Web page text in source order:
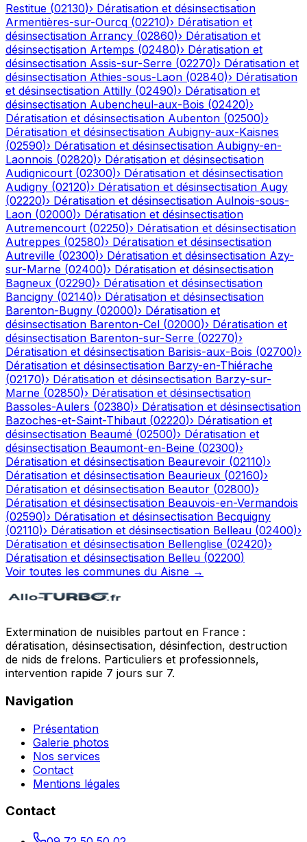
Restitue (02130)› Dératisation et désinsectisation
Armentières-sur-Ourcq (02210)› Dératisation et
désinsectisation Arrancy (02860)› Dératisation et
désinsectisation Artemps (02480)› Dératisation et
désinsectisation Assis-sur-Serre (02270)› Dératisation et
désinsectisation Athies-sous-Laon (02840)› Dératisation
et désinsectisation Attilly (02490)› Dératisation et
désinsectisation Aubencheul-aux-Bois (02420)›
Dératisation et désinsectisation Aubenton (02500)›
Dératisation et désinsectisation Aubigny-aux-Kaisnes
(02590)› Dératisation et désinsectisation Aubigny-en-
Laonnois (02820)› Dératisation et désinsectisation
Audignicourt (02300)› Dératisation et désinsectisation
Audigny (02120)› Dératisation et désinsectisation Augy
(02220)› Dératisation et désinsectisation Aulnois-sous-
Laon (02000)› Dératisation et désinsectisation
Autremencourt (02250)› Dératisation et désinsectisation
Autreppes (02580)› Dératisation et désinsectisation
Autreville (02300)› Dératisation et désinsectisation Azy-
sur-Marne (02400)› Dératisation et désinsectisation
Bagneux (02290)› Dératisation et désinsectisation
Bancigny (02140)› Dératisation et désinsectisation
Barenton-Bugny (02000)› Dératisation et
désinsectisation Barenton-Cel (02000)› Dératisation et
désinsectisation Barenton-sur-Serre (02270)›
Dératisation et désinsectisation Barisis-aux-Bois (02700)›
Dératisation et désinsectisation Barzy-en-Thiérache
(02170)› Dératisation et désinsectisation Barzy-sur-
Marne (02850)› Dératisation et désinsectisation
Bassoles-Aulers (02380)› Dératisation et désinsectisation
Bazoches-et-Saint-Thibaut (02220)› Dératisation et
désinsectisation Beaumé (02500)› Dératisation et
désinsectisation Beaumont-en-Beine (02300)›
Dératisation et désinsectisation Beaurevoir (02110)›
Dératisation et désinsectisation Beaurieux (02160)›
Dératisation et désinsectisation Beautor (02800)›
Dératisation et désinsectisation Beauvois-en-Vermandois
(02590)› Dératisation et désinsectisation Becquigny
(02110)› Dératisation et désinsectisation Belleau (02400)›
Dératisation et désinsectisation Bellenglise (02420)›
Dératisation et désinsectisation Belleu (02200)
Voir toutes les communes du Aisne →
Extermination de nuisibles partout en France :
dératisation, désinsectisation, désinfection, destruction
de nids de frelons. Particuliers et professionnels,
intervention rapide 7 jours sur 7.
Navigation
Présentation
Galerie photos
Nos services
Contact
Mentions légales
Contact